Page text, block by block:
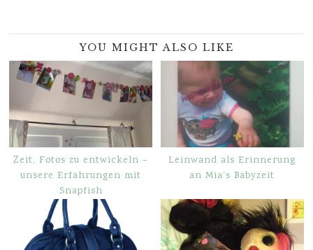
YOU MIGHT ALSO LIKE
Zeit, Fotos zu entwickeln –
unsere Erfahrungen mit
Snapfish
Leinwand als Erinnerung
an Mia’s Babyzeit